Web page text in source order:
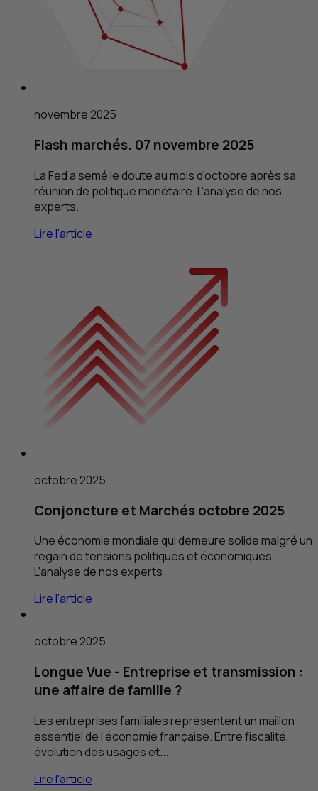
novembre 2025
Flash marchés. 07 novembre 2025
La Fed a semé le doute au mois d’octobre après sa
réunion de politique monétaire. L’analyse de nos
experts.
Lire l'article
octobre 2025
Conjoncture et Marchés octobre 2025
Une économie mondiale qui demeure solide malgré un
regain de tensions politiques et économiques.
L’analyse de nos experts
Lire l'article
octobre 2025
Longue Vue - Entreprise et transmission :
une affaire de famille ?
Les entreprises familiales représentent un maillon
essentiel de l’économie française. Entre fiscalité,
évolution des usages et...
Lire l'article